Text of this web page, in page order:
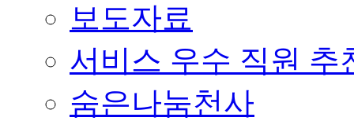
보도자료
서비스 우수 직원 추
숨은나눔천사